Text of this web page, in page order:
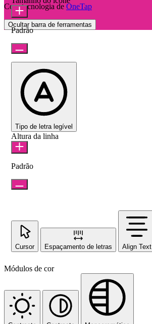
Com tecnologia de OneTap
Ocultar barra de ferramentas
Padrão
Tipo de letra legível
Altura da linha
Padrão
Cursor Espaçamento de letras Align Text
Módulos de cor